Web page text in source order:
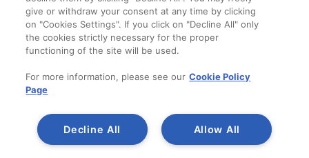
give or withdraw your consent at any time by clicking
on "Cookies Settings". If you click on "Decline All" only
the cookies strictly necessary for the proper
functioning of the site will be used.
For more information, please see our Cookie Policy
Page
Allow All
Decline All